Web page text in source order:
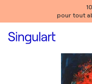
pour tout